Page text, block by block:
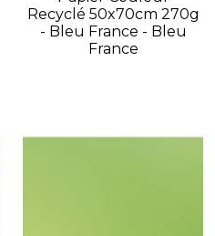
Recyclé 50x70cm 270g
- Bleu France - Bleu
France